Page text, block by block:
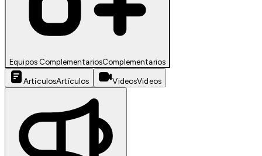
Equipos ComplementariosComplementarios
ArtículosArtículos VideosVideos